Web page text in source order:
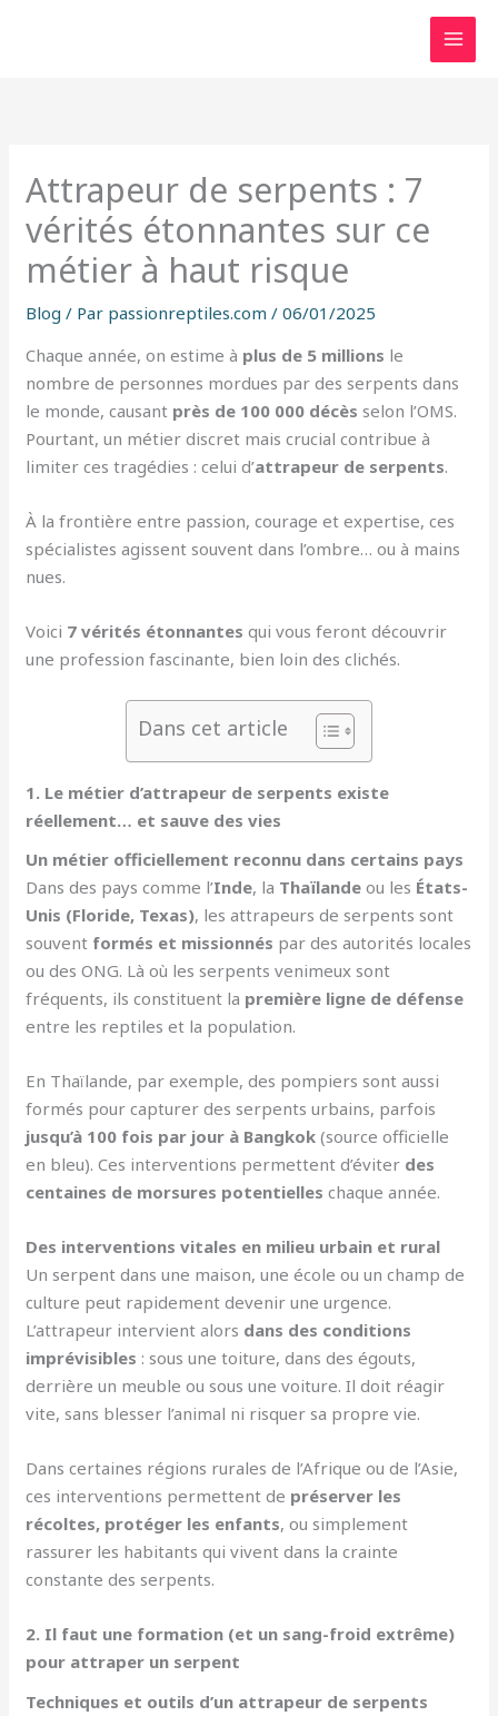
Attrapeur de serpents : 7
vérités étonnantes sur ce
métier à haut risque
Blog / Par passionreptiles.com/06/01/2025
Chaque année, on estime à plus de 5 millions le
nombre de personnes mordues par des serpents dans
le monde, causant près de 100 000 décès selon l’OMS.
Pourtant, un métier discret mais crucial contribue à
limiter ces tragédies : celui d’attrapeur de serpents.
À la frontière entre passion, courage et expertise, ces
spécialistes agissent souvent dans l’ombre… ou à mains
nues.
Voici 7 vérités étonnantes qui vous feront découvrir
une profession fascinante, bien loin des clichés.
Dans cet article
1. Le métier d’attrapeur de serpents existe
réellement… et sauve des vies
Un métier officiellement reconnu dans certains pays
Dans des pays comme l’Inde, la Thaïlande ou les États-
Unis (Floride, Texas), les attrapeurs de serpents sont
souvent formés et missionnés par des autorités locales
ou des ONG. Là où les serpents venimeux sont
fréquents, ils constituent la première ligne de défense
entre les reptiles et la population.
En Thaïlande, par exemple, des pompiers sont aussi
formés pour capturer des serpents urbains, parfois
jusqu’à 100 fois par jour à Bangkok (source officielle
en bleu). Ces interventions permettent d’éviter des
centaines de morsures potentielles chaque année.
Des interventions vitales en milieu urbain et rural
Un serpent dans une maison, une école ou un champ de
culture peut rapidement devenir une urgence.
L’attrapeur intervient alors dans des conditions
imprévisibles : sous une toiture, dans des égouts,
derrière un meuble ou sous une voiture. Il doit réagir
vite, sans blesser l’animal ni risquer sa propre vie.
Dans certaines régions rurales de l’Afrique ou de l’Asie,
ces interventions permettent de préserver les
récoltes, protéger les enfants, ou simplement
rassurer les habitants qui vivent dans la crainte
constante des serpents.
2. Il faut une formation (et un sang-froid extrême)
pour attraper un serpent
Techniques et outils d’un attrapeur de serpents